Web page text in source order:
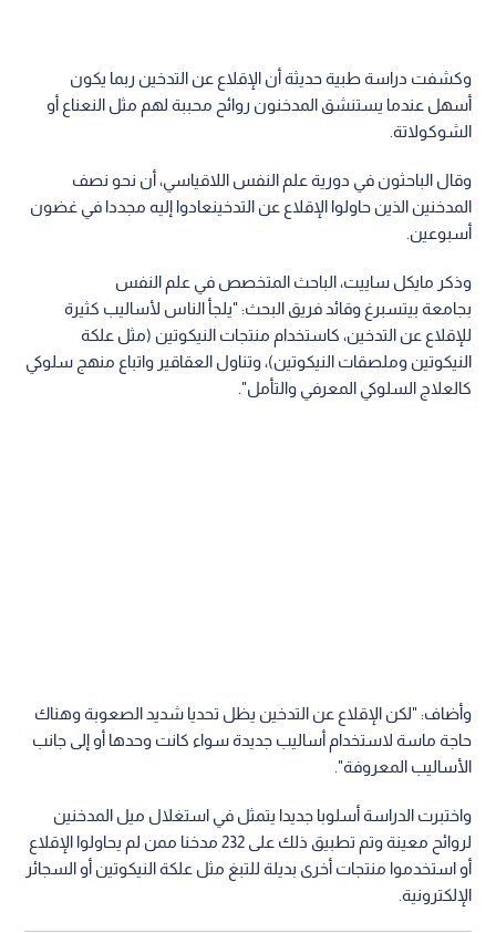
وكشفت دراسة طبية حديثة أن الإقلاع عن التدخين ربما يكون
أسهل عندما يستنشق المدخنون روائح محببة لهم مثل النعناع أو
الشوكولاتة.
وقال الباحثون في دورية علم النفس اللاقياسي، أن نحو نصف
المدخنين الذين حاولوا الإقلاع عن التدخينعادوا إليه مجددا في غضون
أسبوعين.
وذكر مايكل ساييت، الباحث المتخصص في علم النفس
بجامعة بيتسبرغ وقائد فريق البحث: "يلجأ الناس لأساليب كثيرة
للإقلاع عن التدخين، كاستخدام منتجات النيكوتين (مثل علكة
النيكوتين وملصقات النيكوتين)، وتناول العقاقير واتباع منهج سلوكي
كالعلاج السلوكي المعرفي والتأمل".
وأضاف: "لكن الإقلاع عن التدخين يظل تحديا شديد الصعوبة وهناك
حاجة ماسة لاستخدام أساليب جديدة سواء كانت وحدها أو إلى جانب
الأساليب المعروفة".
واختبرت الدراسة أسلوبا جديدا يتمثل في استغلال ميل المدخنين
لروائح معينة وتم تطبيق ذلك على 232 مدخنا ممن لم يحاولوا الإقلاع
أو استخدموا منتجات أخرى بديلة للتبغ مثل علكة النيكوتين أو السجائر
الإلكترونية.